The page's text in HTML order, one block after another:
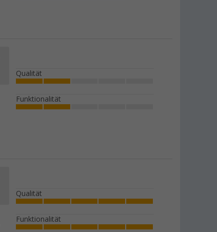
Qualität
Funktionalität
Qualität
Funktionalität